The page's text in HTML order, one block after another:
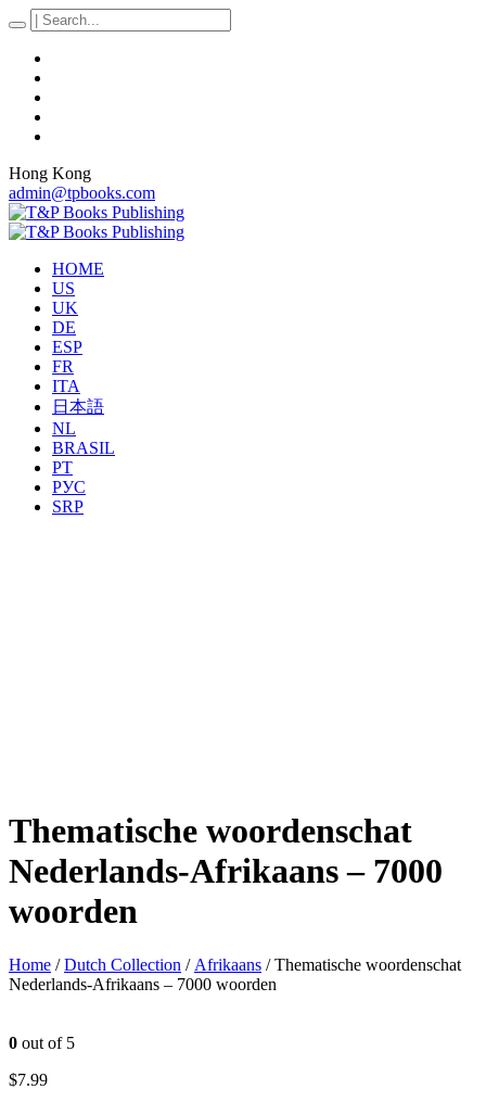
Hong Kong
admin@tpbooks.com
HOME
US
UK
DE
ESP
FR
ITA
日本語
NL
BRASIL
PT
РУС
SRP
Thematische woordenschat
Nederlands-Afrikaans – 7000
woorden
Home /Dutch Collection / Afrikaans / Thematische woordenschat
Nederlands-Afrikaans – 7000 woorden
0 out of 5
$7.99